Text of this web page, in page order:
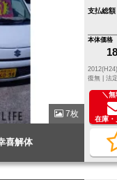
7枚
喜解体
支払総額
本体価格
18
復無 | 法
＼無
在庫・